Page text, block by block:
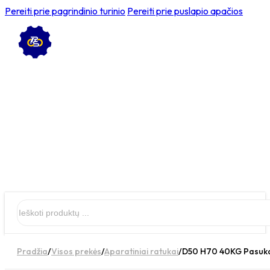
Pereiti prie pagrindinio turinio Pereiti prie puslapio apačios
Pradžia/Visos prekės/Aparatiniai ratukai/D50 H70 40KG